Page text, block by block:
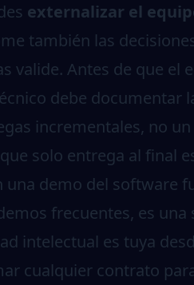
externalizar el
también las
valide. Antes de que
debe documentar
incrementales, no
solo entrega al final
una demo del software
frecuentes, es
intelectual es tuya
cualquier contrato